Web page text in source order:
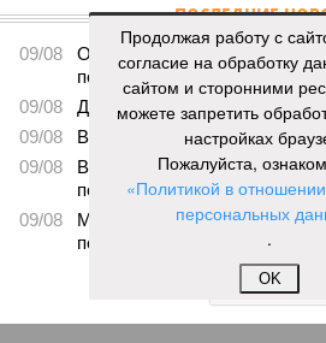
ПОСЛЕДНИЕ
09/08
Ослабевший Байден
после сообщений об
09/08
Диетолог рассказала об
09/08
Вучич исключил начало
09/08
В Германии указали на
перед Россией
09/08
Могила эльфа Добби
подводного кабеля между
ЕЩЕ НОВОСТИ
Продолжая работу с
согласие на обработку
сайтом и сторонними
можете запретить
настройках
Пожалуйста,
«Политикой в
персональных
.
OK